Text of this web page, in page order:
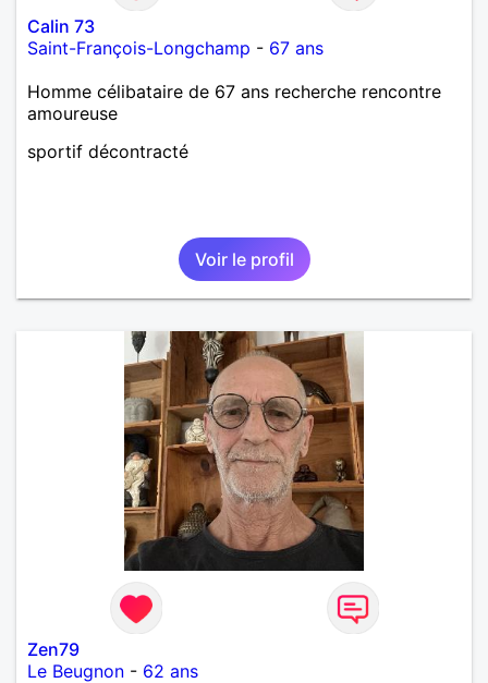
Calin 73
Saint-François-Longchamp - 67 ans
Homme célibataire de 67 ans recherche rencontre
amoureuse
sportif décontracté
Voir le profil
Zen79
Le Beugnon - 62 ans